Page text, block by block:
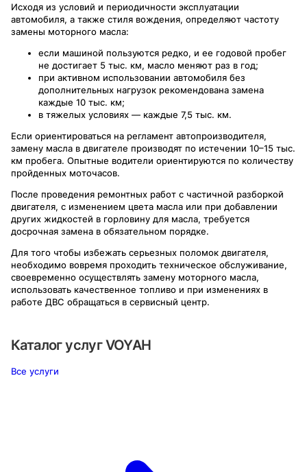
Исходя из условий и периодичности эксплуатации
автомобиля, а также стиля вождения, определяют частоту
замены моторного масла:
если машиной пользуются редко, и ее годовой пробег
не достигает 5 тыс. км, масло меняют раз в год;
при активном использовании автомобиля без
дополнительных нагрузок рекомендована замена
каждые 10 тыс. км;
в тяжелых условиях — каждые 7,5 тыс. км.
Если ориентироваться на регламент автопроизводителя,
замену масла в двигателе производят по истечении 10–15 тыс.
км пробега. Опытные водители ориентируются по количеству
пройденных моточасов.
После проведения ремонтных работ с частичной разборкой
двигателя, с изменением цвета масла или при добавлении
других жидкостей в горловину для масла, требуется
досрочная замена в обязательном порядке.
Для того чтобы избежать серьезных поломок двигателя,
необходимо вовремя проходить техническое обслуживание,
своевременно осуществлять замену моторного масла,
использовать качественное топливо и при изменениях в
работе ДВС обращаться в сервисный центр.
Каталог услугVOYAH
Все услуги